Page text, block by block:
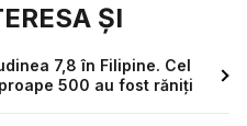
ȘI
7,8 în Filipine. Cel
500 au fost răniți